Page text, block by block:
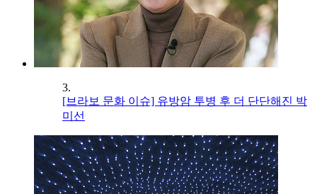
3.
[브라보 문화 이슈] 유방암 투병 후 더 단단해진 박
미선